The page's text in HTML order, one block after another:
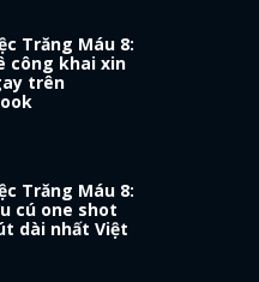
Trăng Máu 8:
công khai xin
trên
Trăng Máu 8:
cú one shot
dài nhất Việt